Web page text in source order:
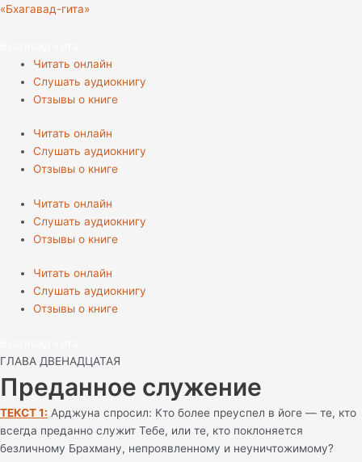
Перейти
«Бхагавад-гита»
Читать онлайн
Слушать аудиокнигу
Отзывы о книге
Читать онлайн
Слушать аудиокнигу
Отзывы о книге
Читать онлайн
Слушать аудиокнигу
Отзывы о книге
Читать онлайн
Слушать аудиокнигу
Отзывы о книге
ГЛАВА ДВЕНАДЦАТАЯ
Преданное служение
ТЕКСТ 1: Арджуна спросил: Кто более преуспел в йоге — те, кто
всегда преданно служит Тебе, или те, кто поклоняется
безличному Брахману, непроявленному и неуничтожимому?